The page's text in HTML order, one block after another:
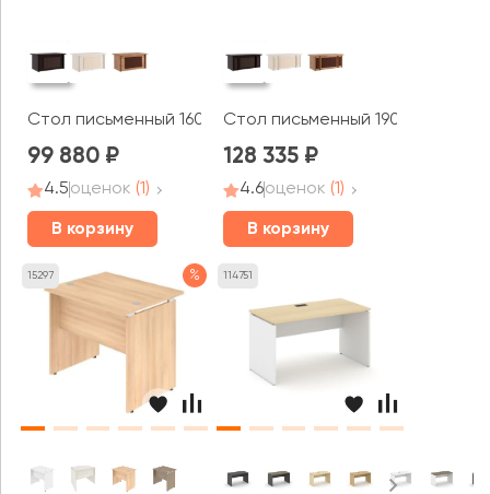
Стол письменный 160x90x78 Монза / Monza
99 880
4.5оценок (1)
В корзину
Стол письменный 190x90x78
128 335
4.6оценок (1)
В корзину
15297 % 114751